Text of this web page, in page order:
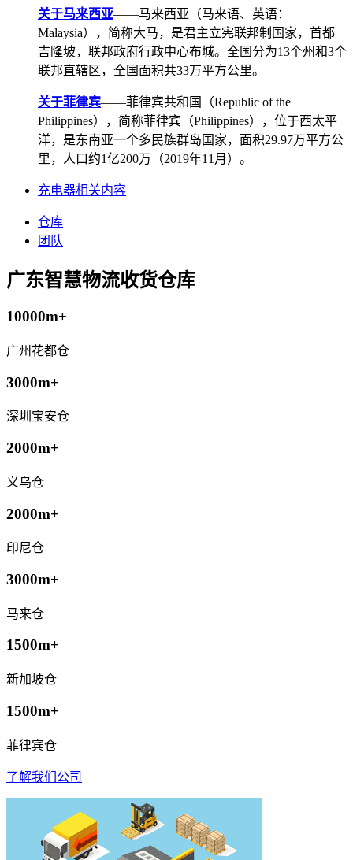
关于马来西亚——马来西亚（马来语、英语：
Malaysia），简称大马，是君主立宪联邦制国家，首都
吉隆坡，联邦政府行政中心布城。全国分为13个州和3个
联邦直辖区，全国面积共33万平方公里。
关于菲律宾——菲律宾共和国（Republic of the
Philippines），简称菲律宾（Philippines），位于西太平
洋，是东南亚一个多民族群岛国家，面积29.97万平方公
里，人口约1亿200万（2019年11月）。
充电器相关内容
仓库
团队
广东智慧物流收货仓库
10000m+
广州花都仓
3000m+
深圳宝安仓
2000m+
义乌仓
2000m+
印尼仓
3000m+
马来仓
1500m+
新加坡仓
1500m+
菲律宾仓
了解我们公司